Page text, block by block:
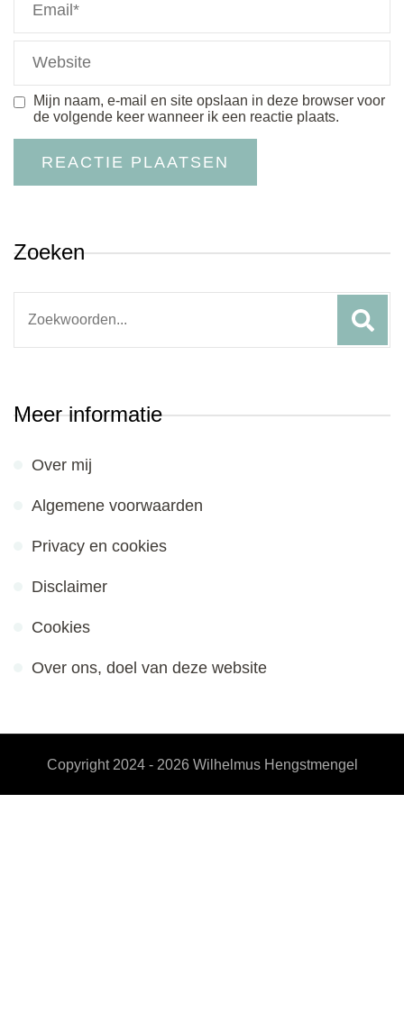
Mijn naam, e-mail en site opslaan in deze browser voor
de volgende keer wanneer ik een reactie plaats.
Zoeken
Meer informatie
Over mij
Algemene voorwaarden
Privacy en cookies
Disclaimer
Cookies
Over ons, doel van deze website
Copyright 2024 - 2026 Wilhelmus Hengstmengel